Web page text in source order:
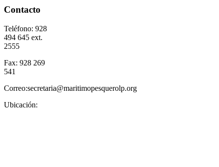
Contacto
Teléfono: 928
494 645 ext.
2555
Fax: 928 269
541
Correo:secretaria@maritimopesquerolp.org
Ubicación: